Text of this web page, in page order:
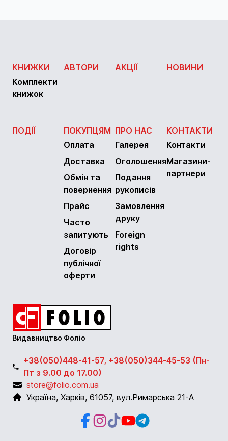
КНИЖКИ
Комплекти
книжок
АВТОРИ АКЦІЇ НОВИНИ
ПОДІЇ
ПОКУПЦЯМ
Оплата
Доставка
Обмін та
повернення
Прайс
Часто
запитують
Договір
публічної
оферти
ПРО НАС
Галерея
Оголошення
Подання
рукописів
Замовлення
друку
Foreign
rights
КОНТАКТИ
Контакти
Магазини-
партнери
Видавництво Фоліо
+38(050)448-41-57, +38(050)344-45-53 (Пн-
Пт з 9.00 до 17.00)
store@folio.com.ua
Україна, Харків, 61057, вул.Римарська 21-А
Facebook
Instagram
Instagram
YoutubeTelegram